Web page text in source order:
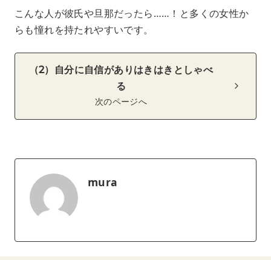
こんな人が彼氏や旦那だったら……！と多くの女性か
らも憧れを持たれやすいです。
（2）自分に自信がありはきはきとしゃべ
る
次のページへ
mura